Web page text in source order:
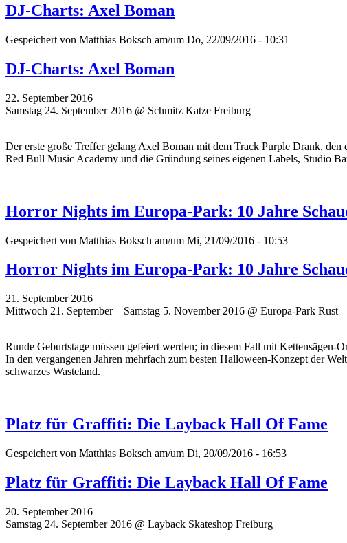
DJ-Charts: Axel Boman
Gespeichert von Matthias Boksch am/um Do, 22/09/2016 - 10:31
DJ-Charts: Axel Boman
22. September 2016
Samstag 24. September 2016 @ Schmitz Katze Freiburg
Der erste große Treffer gelang Axel Boman mit dem Track Purple Drank,
Red Bull Music Academy und die Gründung seines eigenen Labels, Studio
Horror Nights im Europa-Park: 10 Jahre
Gespeichert von Matthias Boksch am/um Mi, 21/09/2016 - 10:53
Horror Nights im Europa-Park: 10 Jahre
21. September 2016
Mittwoch 21. September – Samstag 5. November 2016 @ Europa-Park Rust
Runde Geburtstage müssen gefeiert werden; in diesem Fall mit Kettensägen-
In den vergangenen Jahren mehrfach zum besten Halloween-Konzept der
schwarzes Wasteland.
Platz für Graffiti: Die Layback Hall Of Fame
Gespeichert von Matthias Boksch am/um Di, 20/09/2016 - 16:53
Platz für Graffiti: Die Layback Hall Of Fame
20. September 2016
Samstag 24. September 2016 @ Layback Skateshop Freiburg